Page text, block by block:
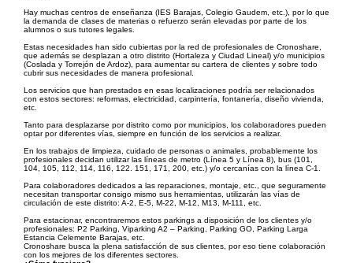
Hay muchas centros de enseñanza (IES Barajas, Colegio Gaudem, etc.), por lo que
la demanda de clases de materias o refuerzo serán elevadas por parte de los
alumnos o sus tutores legales.
Estas necesidades han sido cubiertas por la red de profesionales de Cronoshare,
que además se desplazan a otro distrito (Hortaleza y Ciudad Lineal) y/o municipios
(Coslada y Torrejón de Ardoz), para aumentar su cartera de clientes y sobre todo
cubrir sus necesidades de manera profesional.
Los servicios que han prestados en esas localizaciones podría ser relacionados
con estos sectores: reformas, electricidad, carpintería, fontanería, diseño vivienda,
etc.
Tanto para desplazarse por distrito como por municipios, los colaboradores pueden
optar por diferentes vías, siempre en función de los servicios a realizar.
En los trabajos de limpieza, cuidado de personas o animales, probablemente los
profesionales decidan utilizar las líneas de metro (Línea 5 y Línea 8), bus (101,
104, 105, 112, 114, 116, 122. 151, 171, 200, etc.) y/o cercanías con la línea C-1.
Para colaboradores dedicados a las reparaciones, montaje, etc., que seguramente
necesitan transportar consigo mismo sus herramientas, utilizarán las vías de
circulación de este distrito: A-2, E-5, M-22, M-12, M13, M-111, etc.
Para estacionar, encontraremos estos parkings a disposición de los clientes y/o
profesionales: P2 Parking, Viparking A2 – Parking, Parking GO, Parking Larga
Estancia Celemente Barajas, etc.
Cronoshare busca la plena satisfacción de sus clientes, por eso tiene colaboración
con los mejores de los diferentes sectores.